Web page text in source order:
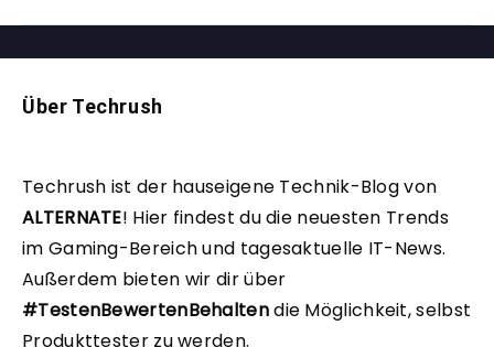
Über Techrush
Techrush ist der hauseigene Technik-Blog von
ALTERNATE! Hier findest du die neuesten Trends
im Gaming-Bereich und tagesaktuelle IT-News.
Außerdem bieten wir dir über
#TestenBewertenBehaltendie Möglichkeit, selbst
Produkttester zu werden.